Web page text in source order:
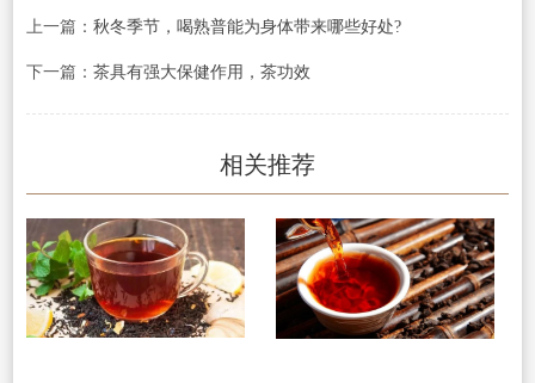
上一篇： 秋冬季节，喝熟普能为身体带来哪些好处?
下一篇： 茶具有强大保健作用，茶功效
相关推荐